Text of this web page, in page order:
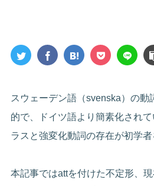
スウェーデン語（svenska）の動
的で、ドイツ語より簡素化され
ラスと強変化動詞の存在が初学者
本記事ではattを付けた不定形、